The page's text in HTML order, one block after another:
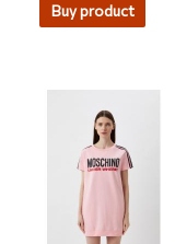
Buy product